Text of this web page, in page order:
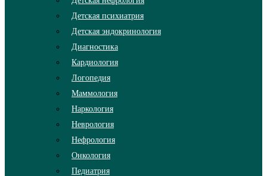
Детская психиатрия
Детская эндокринология
Диагностика
Кардиология
Логопедия
Маммология
Наркология
Неврология
Нефрология
Онкология
Педиатрия